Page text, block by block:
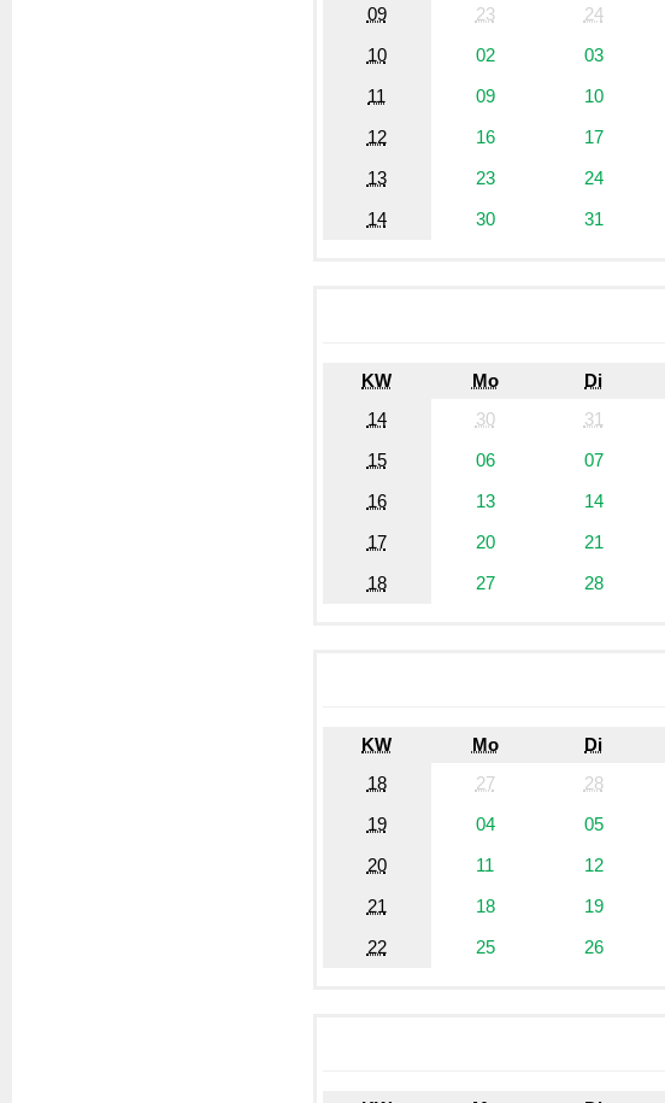
09
23 24
10
02 03
11
09 10
12
16 17
13
23 24
14
30 31
KW Mo Di
14
30 31
15
06 07
16
13 14
17
20 21
18
27 28
KW Mo Di
18
27 28
19
04 05
20
11 12
21
18 19
22
25 26